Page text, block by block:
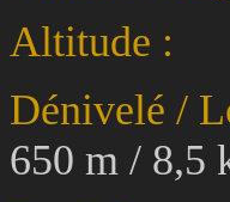
Altitude :
Dénivelé /
650 m / 8,5